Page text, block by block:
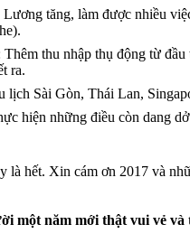
Lương tăng, làm được nhiều
Thêm thu nhập thụ động từ
ra.
lịch Sài Gòn, Thái Lan,
hiện những điều còn dang
là hết. Xin cám ơn 2017 và
một năm mới thật vui vẻ và